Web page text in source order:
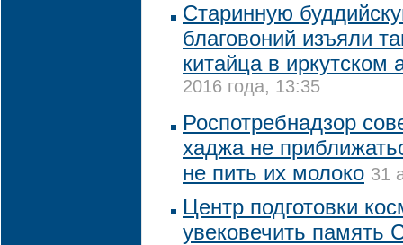
Старинную
благовоний изъяли
китайца в иркутском
2016 года, 13:35
Роспотребнадзор
хаджа не
не пить их молоко 31
Центр подготовки
увековечить память